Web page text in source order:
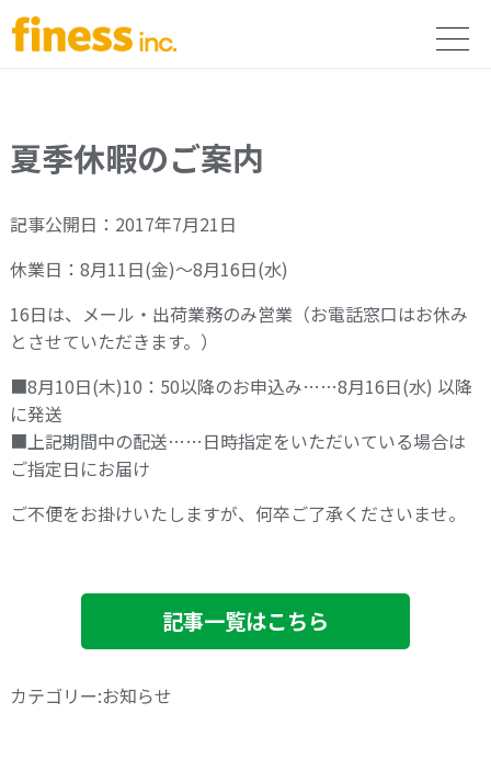
夏季休暇のご案内
記事公開日：2017年7月21日
休業日：8月11日(金)～8月16日(水)
16日は、メール・出荷業務のみ営業（お電話窓口はお休み
とさせていただきます。）
■8月10日(木)10：50以降のお申込み……8月16日(水) 以降
に発送
■上記期間中の配送……日時指定をいただいている場合は
ご指定日にお届け
ご不便をお掛けいたしますが、何卒ご了承くださいませ。
記事一覧はこちら
カテゴリー:お知らせ